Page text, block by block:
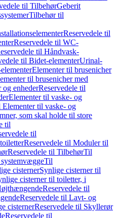
til TilbehørGeberit
Tilbehør til
Reservedele til
Reservedele til WC-
til Håndvask-
til Bidet-elementerUrinal-
Elementer til brusenicher
til brusenicher med
og enhederReservedele til
Elementer til vaske- og
Elementer til vaske- og
som skal holde til store
til
til
Reservedele til Moduler til
Reservedele til TilbehørTil
Til
cisternerSynlige cisterner til
cisterner til toiletter, i
Reservedele til
Reservedele til Lavt- og
cisternerReservedele til Skyllerør
Reservedele til